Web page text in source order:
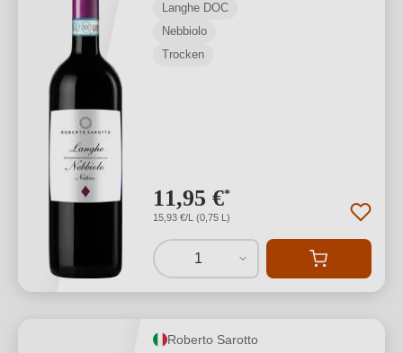
Langhe DOC
Nebbiolo
Trocken
11,95 €*
15,93 €/L (0,75 L)
1
Roberto Sarotto